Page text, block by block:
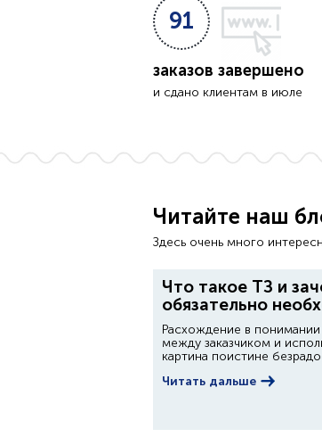
91
заказов завершено
и сдано клиентам в июле
Читайте наш
Здесь очень много
Что такое ТЗ и
обязательно
Расхождение в понимании
между заказчиком и
картина поистине
Читать дальше